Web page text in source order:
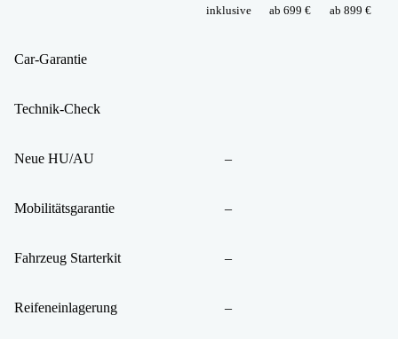
inklusive
ab 699 €
ab 899 €
Car-Garantie
Technik-Check
Neue HU/AU –
Mobilitätsgarantie –
Fahrzeug Starterkit –
Reifeneinlagerung –